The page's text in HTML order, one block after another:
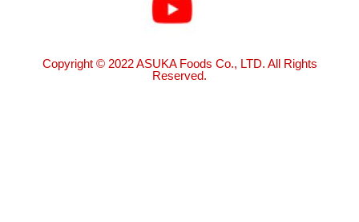
Copyright © 2022 ASUKA Foods Co., LTD. All Rights
Reserved.